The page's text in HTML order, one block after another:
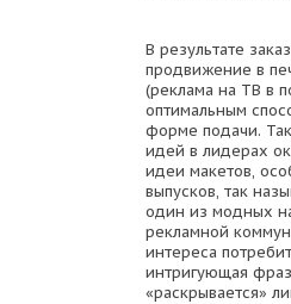
В результате
продвижение в
(реклама на ТВ в
оптимальным
форме подачи.
идей в лидерах
идеи макетов,
выпусков, так
один из модных
рекламной
интереса
интригующая
«раскрывается»